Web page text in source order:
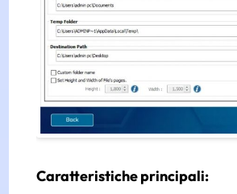
Caratteristiche principali: